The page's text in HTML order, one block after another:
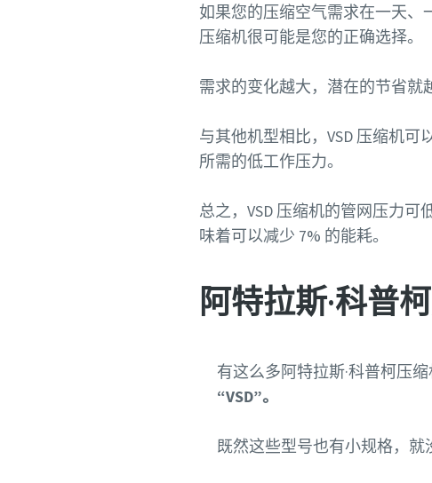
如果您的压缩空气需求在一天、
压缩机很可能是您的正确选择。
需求的变化越大，潜在的节省就
与其他机型相比，VSD 压缩机
所需的低工作压力。
总之，VSD 压缩机的管网压力
味着可以减少 7% 的能耗。
阿特拉斯·科普
有这么多阿特拉斯·科普柯压
“VSD”。
既然这些型号也有小规格，就